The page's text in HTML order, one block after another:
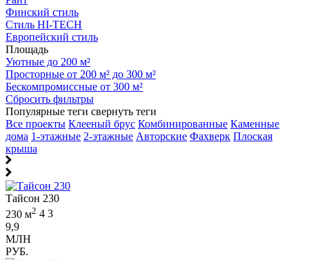
Финский стиль
Стиль HI-TECH
Европейский стиль
Площадь
Уютные до 200 м²
Просторные от 200 м² до 300 м²
Бескомпромиссные от 300 м²
Сбросить фильтры
Популярные теги свернуть теги
Все проекты Клееный брус Комбинированные Каменные
дома 1-этажные 2-этажные Авторские Фахверк Плоская
крыша
Тайсон 230
230 м2 4 3
9,9
МЛН
РУБ.